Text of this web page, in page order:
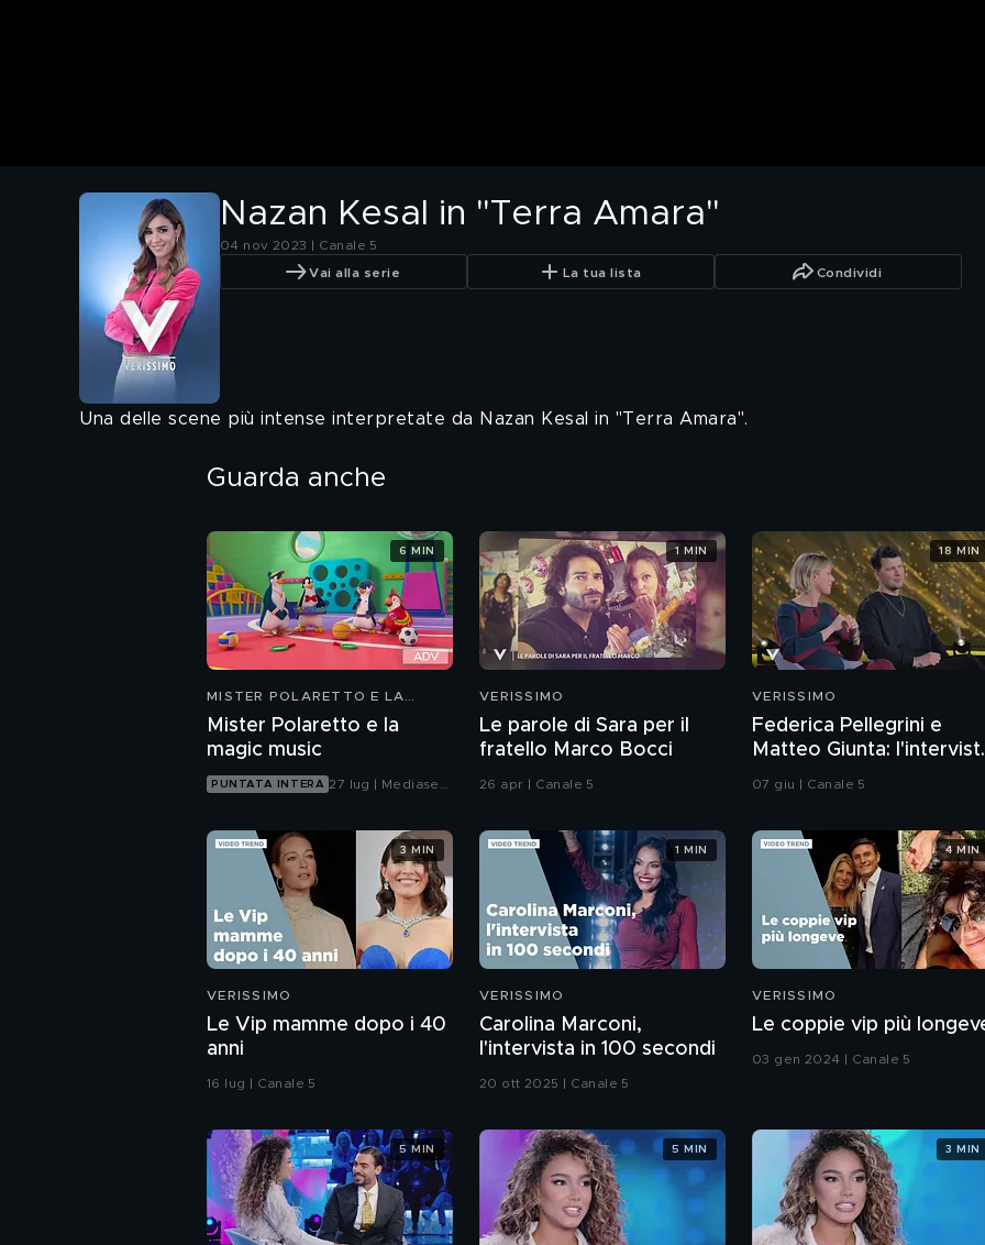
Nazan Kesal in "Terra Amara"
04 nov 2023 | Canale 5
Vai alla serie La tua lista Condividi
Una delle scene più intense interpretate da Nazan Kesal in "Terra Amara".
Guarda anche
MISTER POLARETTO E LA
Mister Polaretto e la
magic music
PUNTATA INTERA 27 lug | Mediaset
6 MIN
VERISSIMO
Le parole di Sara per il
fratello Marco Bocci
26 apr | Canale 5
1 MIN
VERISSIMO
Federica Pellegrini e
Matteo Giunta:
integrale
07 giu | Canale 5
18 MIN
VERISSIMO
Le Vip mamme dopo i 40
anni
16 lug | Canale 5
3 MIN
VERISSIMO
Carolina Marconi,
l'intervista in 100 secondi
20 ott 2025 | Canale 5
1 MIN
VERISSIMO
Le coppie vip più
03 gen 2024 | Canale 5
4 MIN
5 MIN 5 MIN 3 MIN